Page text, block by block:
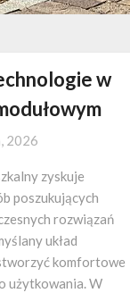
w
2026
zyskuje
poszukujących
rozwiązań
układ
komfortowe
użytkowania. W